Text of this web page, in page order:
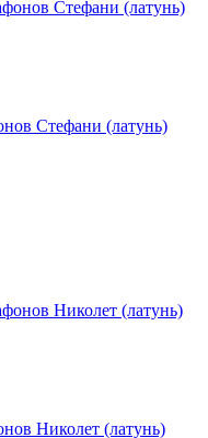
Стефани (латунь)
Николет (латунь)